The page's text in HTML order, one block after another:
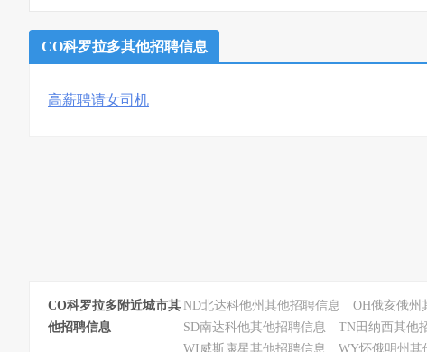
CO科罗拉多其他招聘信息
高薪聘请女司机
CO科罗拉多附近城市其
他招聘信息
ND北达科他州其他招聘信息 OH俄亥俄州
SD南达科他其他招聘信息
TN田纳西其他
WI威斯康星其他招聘信息
WY怀俄明州其